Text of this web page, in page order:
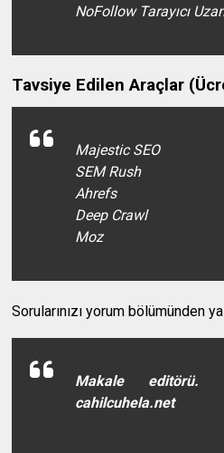
NoFollow Tarayıcı
Tavsiye Edilen Araçlar
Majestic SEO
SEM Rush
Ahrefs
Deep Crawl
Moz
Sorularınızı yorum bölümünden
Makale editörü.
cahilcuhela.net